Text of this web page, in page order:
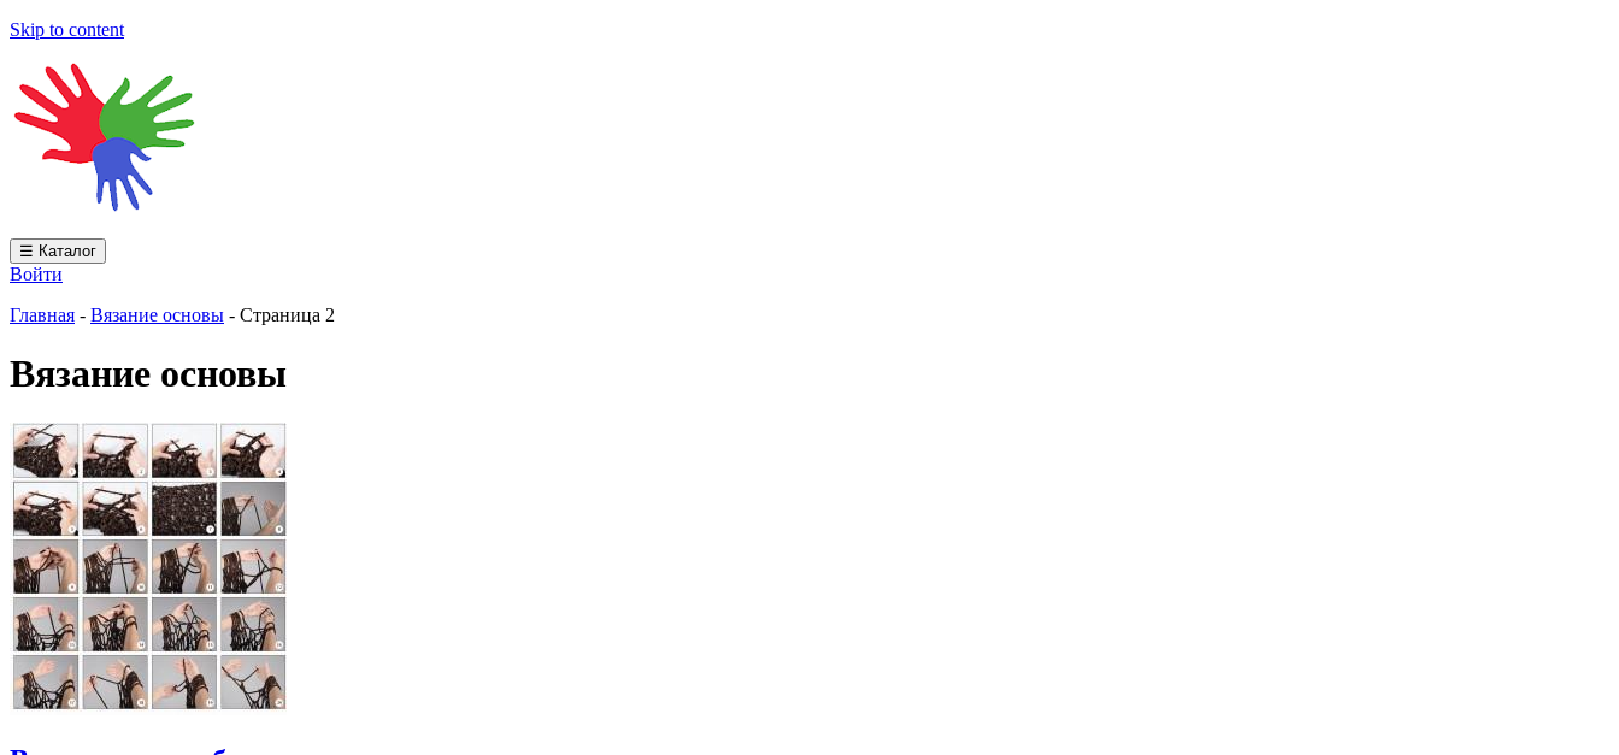
Skip to content
☰ Каталог
Войти
Главная - Вязание основы - Страница 2
Вязание основы